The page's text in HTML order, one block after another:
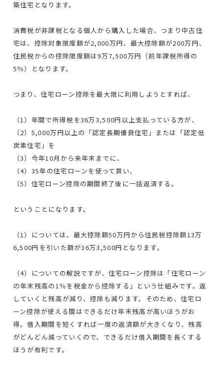
築住宅となります。
消費税が非課税となる個人から購入した場合、つまり中古住
宅は、控除対象限度額が2,000万円、最大控除額が200万円、
住民税からの控除限度額は9万7,500万円（前年課税所得の
5％）となります。
つまり、住宅ローン控除を最大限に利用しようとすれば、
（1）年間で所得税を36万3,500円以上支払っている方が、
（2）5,000万円以上の「認定長期優良住宅」または「認定低
炭素住宅」を
（3）今年10月から来年末までに、
（4）35年の住宅ローンを使って買い、
（5）住宅ローン控除の期間終了後に一括返済する。
ということになります。
（1）については、最大控除額50万円から住民税控除額13万
6,500円を引いた額が36万3,500円となります。
（4）についての解説ですが、住宅ローン控除は「住宅ローン
の年末残高の1％を税金から控除する」という仕組みです。返
していくと残高が減り、控除も減ります。そのため、住宅ロ
ーン控除が使える間はできるだけ年末残高が高いほうがお
得。借入期間を短くすれば一度の返済額が大きくなり、残高
がどんどん減っていくので、できるだけ借入期間を長くする
ほうが有利です。